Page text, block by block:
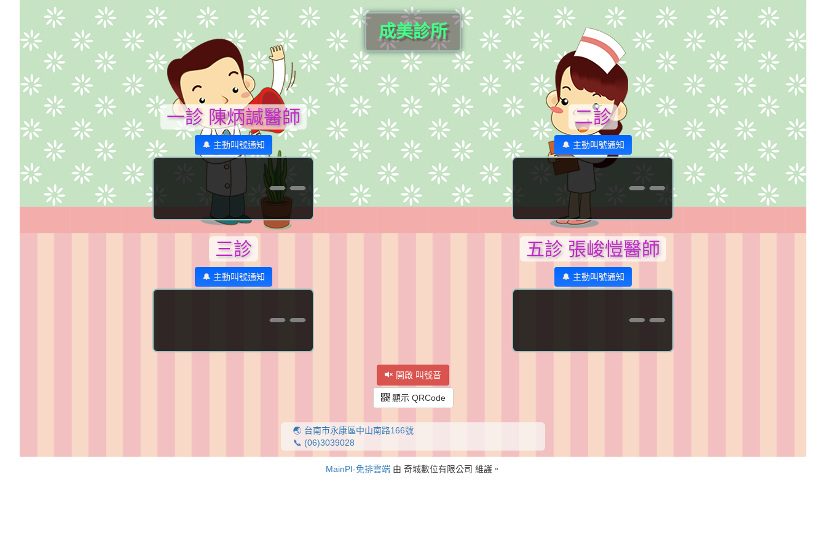
成美診所
一診 陳炳諴醫師
🔔 主動叫號通知
--
二診
🔔 主動叫號通知
--
三診
🔔 主動叫號通知
--
五診 張峻愷醫師
🔔 主動叫號通知
--
開啟 叫號音
顯示 QRCode
🌏 台南市永康區中山南路166號
📞 (06)3039028
MainPI-免排雲端由 奇城數位有限公司 維護。